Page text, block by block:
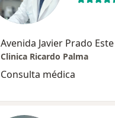
Avenida Javier Prado
Clinica Ricardo Palma
Consulta médica